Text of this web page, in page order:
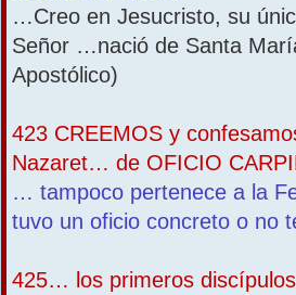
…Creo en Jesucristo, su
Señor …nació de Santa
Apostólico)
423 CREEMOS y
Nazaret… de OFICIO
… tampoco pertenece a la
tuvo un oficio concreto o no
425… los primeros